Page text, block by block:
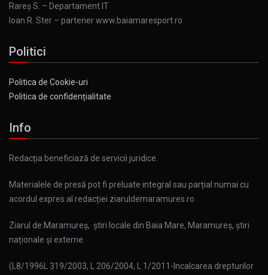
Rareș S. – Departament IT
Ioan R. Ster – partener www.baiamaresport.ro
Politici
Politica de Cookie-uri
Politica de confidențialitate
Info
Redacția beneficiază de servicii juridice.
Materialele de presă pot fi preluate integral sau parțial numai cu
acordul expres al redacției ziaruldemaramures.ro
Ziarul de Maramureș, știri locale din Baia Mare, Maramureș, știri
naționale și externe.
(L8/1996L 319/2003, L 206/2004, L 1/2011-Incalcarea drepturilor